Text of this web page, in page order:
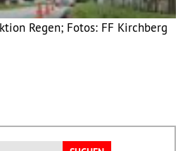
Regen; Fotos: FF Kirchberg